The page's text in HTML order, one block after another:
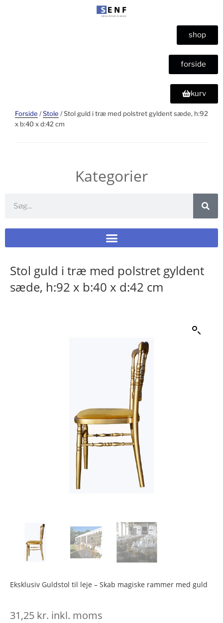
shop
forside
kurv
Forside /Stole / Stol guld i træ med polstret gyldent sæde, h:92
x b:40 x d:42 cm
Kategorier
Stol guld i træ med polstret gyldent
sæde, h:92 x b:40 x d:42 cm
Eksklusiv Guldstol til leje – Skab magiske rammer med guld
31,25 kr. inkl. moms